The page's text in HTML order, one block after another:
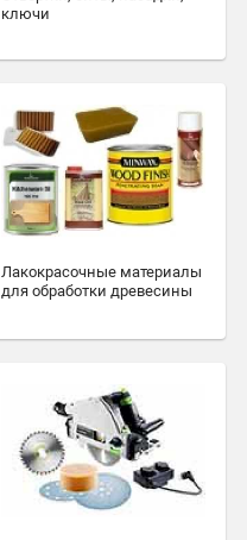
ключи
Лакокрасочные материалы
для обработки древесины